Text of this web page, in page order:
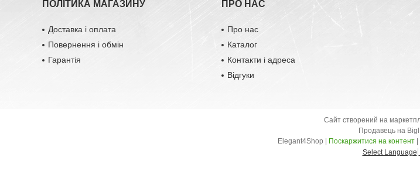
ПОЛІТИКА МАГАЗИНУ
Доставка і оплата
Повернення і обмін
Гарантія
ПРО НАС
Про нас
Каталог
Контакти і адреса
Відгуки
Сайт створений на
Продавець на
Поскаржитися на контент
Select Language